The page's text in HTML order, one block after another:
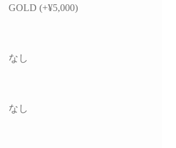
GOLD (+¥5,000)
なし
なし